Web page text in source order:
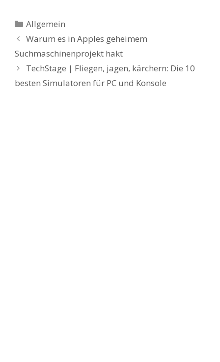
Kategorien
Allgemein
Warum es in Apples geheimem
Suchmaschinenprojekt hakt
TechStage | Fliegen, jagen, kärchern: Die 10
besten Simulatoren für PC und Konsole